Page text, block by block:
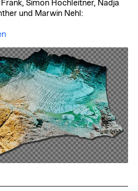
Simon Hochleitner, Nadja
und Marwin Nehl: